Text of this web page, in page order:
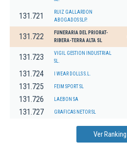
131.721
RUIZ GALLARDON
ABOGADOS SLP.
131.722
FUNERARIA DEL PRIORAT-
RIBERA-TERRA ALTA SL
131.723
VIGIL GESTION INDUSTRIAL
SL.
131.724 I WEAR DOLLS S.L.
131.725 FEIM SPORT SL
131.726 LAEBON SA
131.727 GRAFICAS NETOR SL
Ver